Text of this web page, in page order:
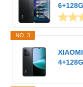
NO. 3